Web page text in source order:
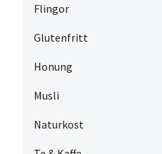
Flingor
Glutenfritt
Honung
Musli
Naturkost